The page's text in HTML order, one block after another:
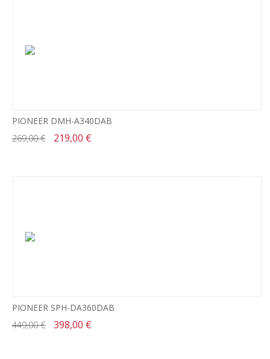
PIONEER DMH-A340DAB
269,00 €
219,00 €
PIONEER SPH-DA360DAB
449,00 €
398,00 €